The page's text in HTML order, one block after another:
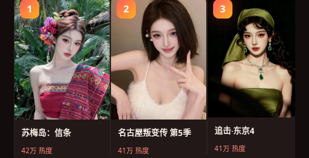
1
苏梅岛：信条
42万 热度
2
名古屋叛变传 第5季
41万 热度
3
追击·东京4
41万 热度